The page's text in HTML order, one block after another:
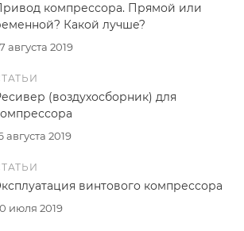
27 августа 2019
компрессора. Прямой или
Какой лучше?
августа 2019
(воздухосборник) для
30 июля 2019
винтового компрессора